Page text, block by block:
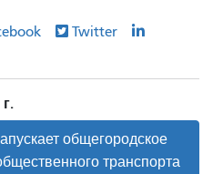
Twitter
общегородское
транспорта